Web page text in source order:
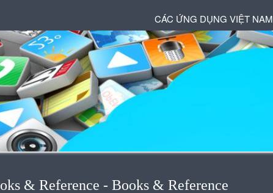
CÁC ỨNG DỤNG VIỆT NAM
& Reference - Books & Reference